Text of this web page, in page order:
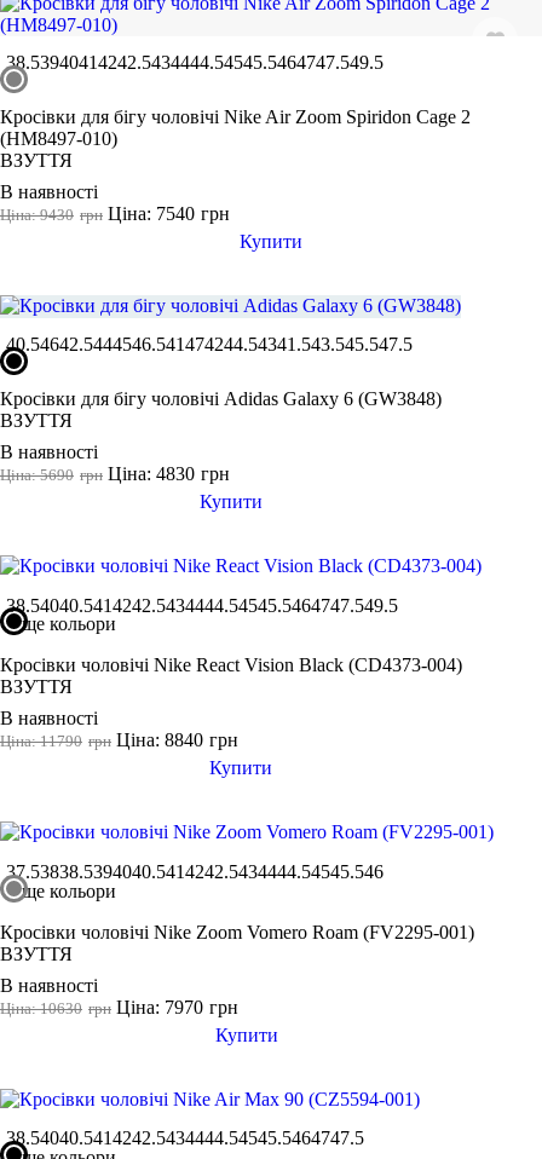
38.53940414242.5434444.54545.5464747.549.5
Кросівки для бігу чоловічі Nike Air Zoom Spiridon Cage 2
(HM8497-010)
ВЗУТТЯ
В наявності
грн
Ціна: 9430 грн
Ціна: 7540
Купити
40.54642.5444546.541474244.54341.543.545.547.5
Кросівки для бігу чоловічі Adidas Galaxy 6 (GW3848)
ВЗУТТЯ
В наявності
грн
Ціна: 5690 грн
Ціна: 4830
Купити
38.54040.5414242.5434444.54545.5464747.549.5
ще кольори
Кросівки чоловічі Nike React Vision Black (CD4373-004)
ВЗУТТЯ
В наявності
грн
Ціна: 11790 грн
Ціна: 8840
Купити
37.53838.5394040.5414242.5434444.54545.546
ще кольори
Кросівки чоловічі Nike Zoom Vomero Roam (FV2295-001)
ВЗУТТЯ
В наявності
грн
Ціна: 10630 грн
Ціна: 7970
Купити
38.54040.5414242.5434444.54545.5464747.5